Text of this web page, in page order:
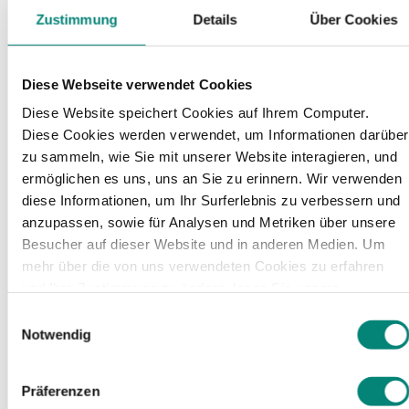
Zustimmung Details Über Cookies
Diese Webseite verwendet Cookies
Diese Website speichert Cookies auf Ihrem Computer.
Diese Cookies werden verwendet, um Informationen darüber
zu sammeln, wie Sie mit unserer Website interagieren, und
ermöglichen es uns, uns an Sie zu erinnern. Wir verwenden
diese Informationen, um Ihr Surferlebnis zu verbessern und
anzupassen, sowie für Analysen und Metriken über unsere
Besucher auf dieser Website und in anderen Medien. Um
mehr über die von uns verwendeten Cookies zu erfahren
Notwendig
Präferenzen
beherrscht, können Schichten sinnvoll geplant
und Engpässe vermieden werden.
Gerade in Unternehmen mit hoher Fluktuation
oder vielen neuen Mitarbeitenden (z. B. aus dem
Ausland) ist Personalentwicklung vor allem eines:
ein kontinuierlicher Prozess, um Qualität und
Sicherheit im Tagesgeschäft zu garantieren.